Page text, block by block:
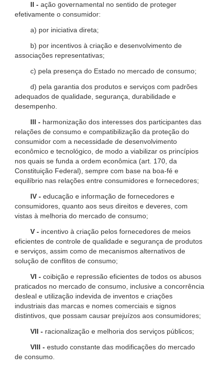
II - ação governamental no sentido de proteger
efetivamente o consumidor:
a) por iniciativa direta;
b) por incentivos à criação e desenvolvimento de
associações representativas;
c) pela presença do Estado no mercado de consumo;
d) pela garantia dos produtos e serviços com padrões
adequados de qualidade, segurança, durabilidade e
desempenho.
III - harmonização dos interesses dos participantes das
relações de consumo e compatibilização da proteção do
consumidor com a necessidade de desenvolvimento
econômico e tecnológico, de modo a viabilizar os princípios
nos quais se funda a ordem econômica (art. 170, da
Constituição Federal), sempre com base na boa-fé e
equilíbrio nas relações entre consumidores e fornecedores;
IV - educação e informação de fornecedores e
consumidores, quanto aos seus direitos e deveres, com
vistas à melhoria do mercado de consumo;
V - incentivo à criação pelos fornecedores de meios
eficientes de controle de qualidade e segurança de produtos
e serviços, assim como de mecanismos alternativos de
solução de conflitos de consumo;
VI - coibição e repressão eficientes de todos os abusos
praticados no mercado de consumo, inclusive a concorrência
desleal e utilização indevida de inventos e criações
industriais das marcas e nomes comerciais e signos
distintivos, que possam causar prejuízos aos consumidores;
VII - racionalização e melhoria dos serviços públicos;
VIII - estudo constante das modificações do mercado
de consumo.